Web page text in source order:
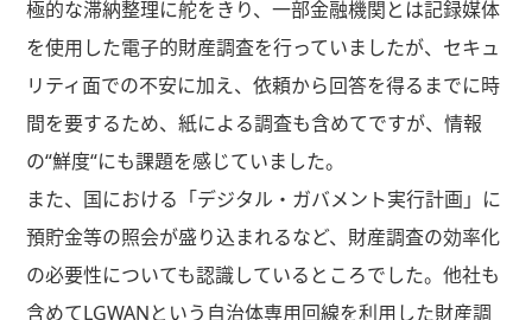
極的な滞納整理に舵をきり、一部金融機関とは記録媒体
を使用した電子的財産調査を行っていましたが、セキュ
リティ面での不安に加え、依頼から回答を得るまでに時
間を要するため、紙による調査も含めてですが、情報
の“鮮度“にも課題を感じていました。
また、国における「デジタル・ガバメント実行計画」に
預貯金等の照会が盛り込まれるなど、財産調査の効率化
の必要性についても認識しているところでした。他社も
含めてLGWANという自治体専用回線を利用した財産調